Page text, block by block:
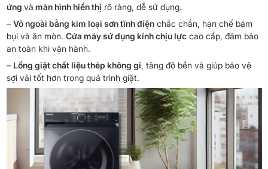
ứng và màn hình hiển thị rõ ràng, dễ sử dụng.
– Vỏ ngoài bằng kim loại sơn tĩnh điệnchắc chắn, hạn chế bám
bụi và ăn mòn. Cửa máy sử dụng kính chịu lựccao cấp, đảm bảo
an toàn khi vận hành.
– Lồng giặt chất liệu thép không gỉ, tăng độ bền và giúp bảo vệ
sợi vải tốt hơn trong quá trình giặt.